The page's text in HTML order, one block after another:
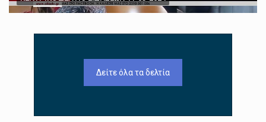
Δείτε όλα τα δελτία